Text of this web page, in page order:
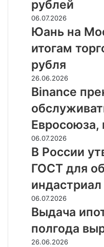
к
полиции
на
триллионы
рублей
рублей
Юань
на
Мосбирже
по
итогам
торгов
упал
до
11,18
рубля
06.07.2026
Юань на
итогам
рубля
Binance
прекратит
обслуживать
клиентов
из
Евросоюза,
пишут
СМИ
26.06.2026
Binance
В
России
утвердили
новый
ГОСТ
для
объектов
лайт-
индастриал
06.07.2026
В России
ГОСТ для
индастриал
Выдача
ипотеки
России
за
06.07.2026
Выдача
полгода
Внебиржевой
26.06.2026